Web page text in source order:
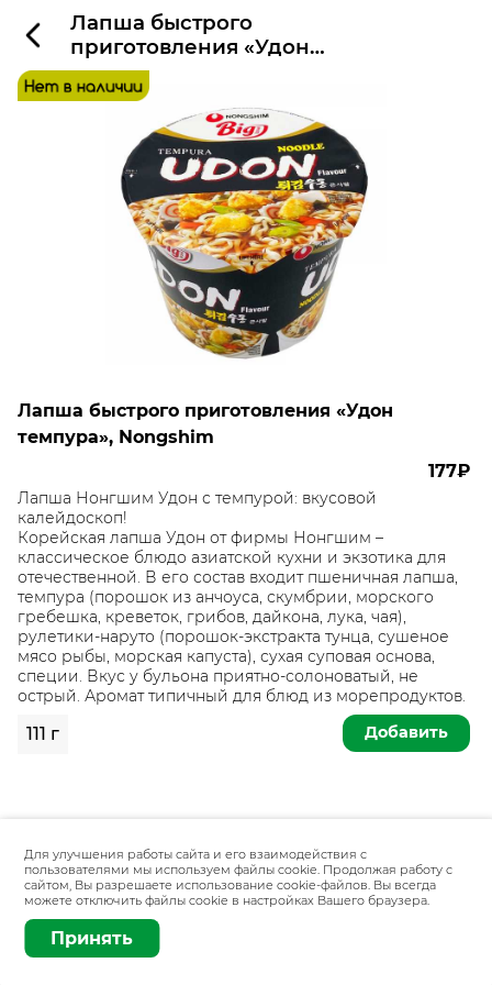
Лапша быстрого
приготовления «Удон
темпура», Nongshim
Лапша быстрого приготовления «Удон
темпура», Nongshim
177₽
Лапша Нонгшим Удон с темпурой: вкусовой
калейдоскоп!
Корейская лапша Удон от фирмы Нонгшим –
классическое блюдо азиатской кухни и экзотика для
отечественной. В его состав входит пшеничная лапша,
темпура (порошок из анчоуса, скумбрии, морского
гребешка, креветок, грибов, дайкона, лука, чая),
рулетики-наруто (порошок-экстракта тунца, сушеное
мясо рыбы, морская капуста), сухая суповая основа,
специи. Вкус у бульона приятно-солоноватый, не
острый. Аромат типичный для блюд из морепродуктов.
111 г Добавить
Для улучшения работы сайта и его взаимодействия с
пользователями мы используем файлы cookie. Продолжая работу с
сайтом, Вы разрешаете использование cookie-файлов. Вы всегда
можете отключить файлы cookie в настройках Вашего браузера.
Принять